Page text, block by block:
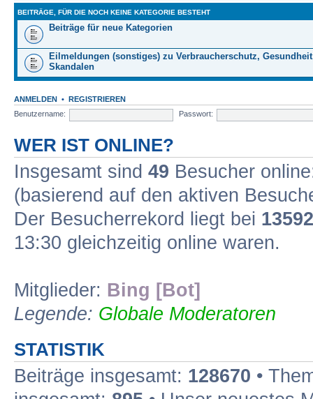
BEITRÄGE, FÜR DIE NOCH KEINE KATEGORIE BESTEHT
Beiträge für neue Kategorien
Eilmeldungen (sonstiges) zu Verbraucherschutz,
Skandalen
ANMELDEN • REGISTRIEREN
Benutzername:
Passwort:
WER IST ONLINE?
Insgesamt sind 49 Besucher
(basierend auf den aktiven
Der Besucherrekord liegt bei 13592
13:30 gleichzeitig online waren.
Mitglieder: Bing [Bot]
Legende: Globale Moderatoren
STATISTIK
Beiträge insgesamt: 128670 •